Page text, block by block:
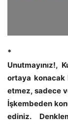
*
Unutmayınız!,
ortaya konacak
etmez, sadece
İşkembeden
ediniz.